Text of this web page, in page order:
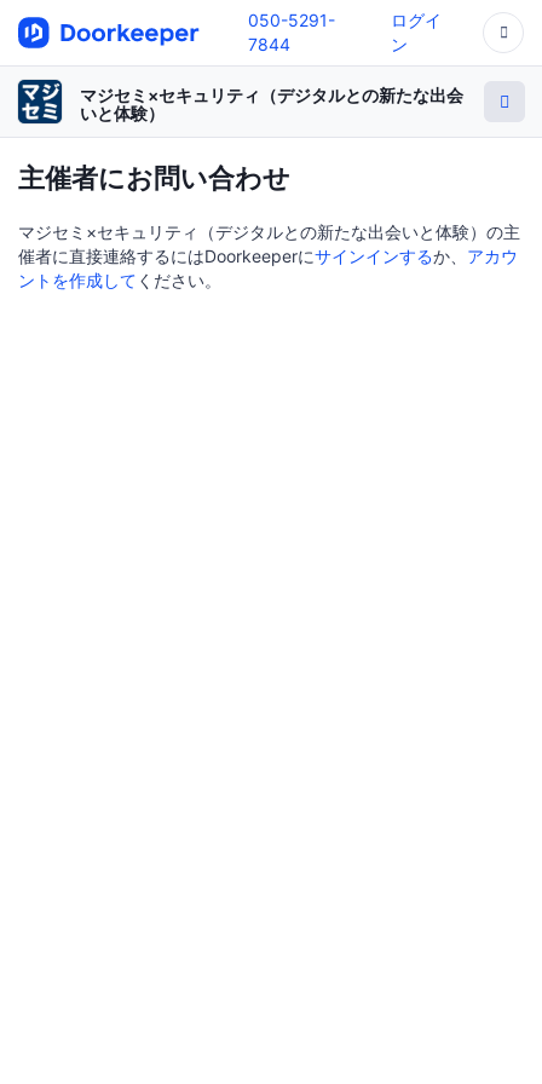
050-5291-
7844
ログイ
ン
マジセミ×セキュリティ（デジタルとの新たな出会
いと体験）
主催者にお問い合わせ
マジセミ×セキュリティ（デジタルとの新たな出会いと体験）の主
催者に直接連絡するにはDoorkeeperにサインインするか、 アカウ
ントを作成して ください。